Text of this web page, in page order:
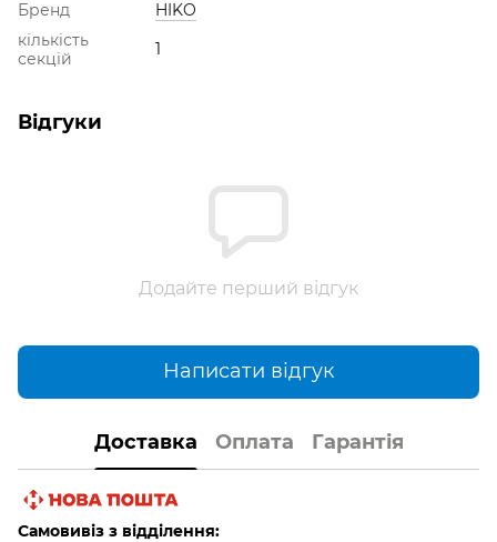
Бренд
HIKO
кількість
секцій
1
Відгуки
Додайте перший відгук
Написати відгук
Доставка Оплата Гарантія
Самовивіз з відділення: